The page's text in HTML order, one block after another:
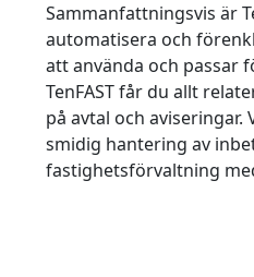
Sammanfattningsvis är
automatisera och
att använda och passar
TenFAST får du allt
på avtal och
smidig hantering av
fastighetsförvaltning